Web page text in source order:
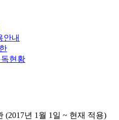
안내
현황
(2017년 1월 1일 ~ 현재 적용)